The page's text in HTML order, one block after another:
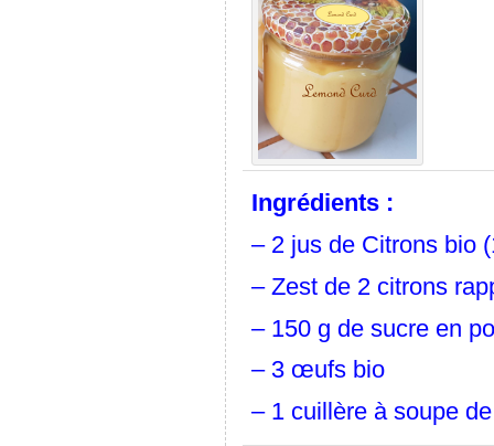
Ingrédients :
– 2 jus de Citrons bio
– Zest de 2 citrons
– 150 g de sucre en
– 3 œufs bio
– 1 cuillère à soupe